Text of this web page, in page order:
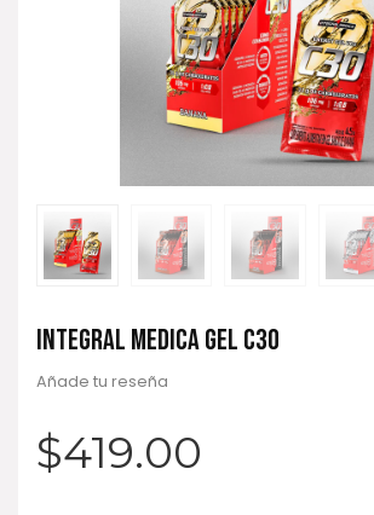
INTEGRAL MEDICA GEL C30
Añade tu reseña
$419.00